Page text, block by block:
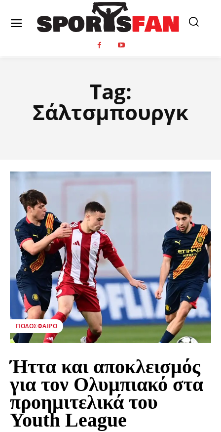
Tag:
Σάλτσμπουργκ
ΠΟΔΌΣΦΑΙΡΟ
Ήττα και αποκλεισμός
για τον Ολυμπιακό στα
προημιτελικά του
Youth League